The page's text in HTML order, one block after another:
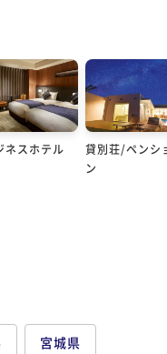
ネスホテル
貸別荘/ペンシ
ン
宮城県